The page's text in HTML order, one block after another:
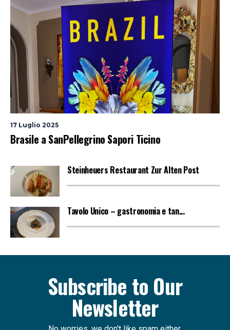
17 Luglio 2025
Brasile a SanPellegrino Sapori Ticino
Steinheuers Restaurant Zur Alten Post
Tavolo Unico – gastronomia e tan...
Subscribe to Our
Newsletter